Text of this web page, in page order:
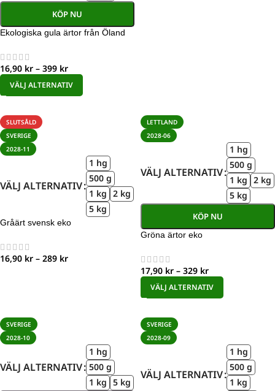
KÖP NU
Ekologiska gula ärtor från Öland
16,90 kr – 399 kr
VÄLJ ALTERNATIV
SLUTSÅLD
SVERIGE
2028-11
VÄLJ ALTERNATIV
1 hg
500 g
1 kg 2 kg
5 kg
Gråärt svensk eko
16,90 kr – 289 kr
LETTLAND
2028-06
VÄLJ ALTERNATIV
1 hg
500 g
1 kg 2 kg
5 kg
KÖP NU
Gröna ärtor eko
17,90 kr – 329 kr
VÄLJ ALTERNATIV
SVERIGE
2028-10
VÄLJ ALTERNATIV
1 hg
500 g
1 kg 5 kg
SVERIGE
2028-09
VÄLJ ALTERNATIV
1 hg
500 g
1 kg